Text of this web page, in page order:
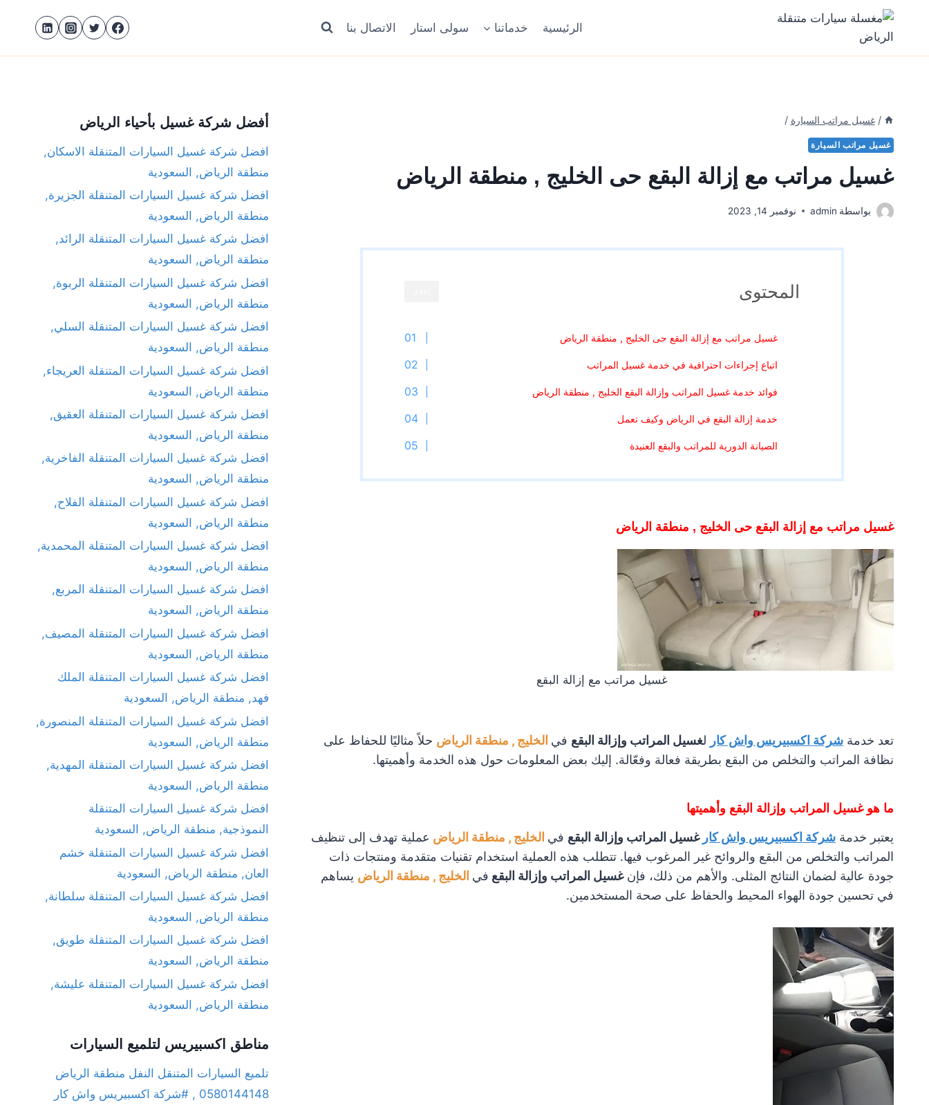
الرئيسية خدماتنا سولى استار الاتصال بنا
/ غسيل مراتب السيارة /
غسيل مراتب السيارة
غسيل مراتب مع إزالة البقع حى الخليج , منطقة الرياض
بواسطة admin نوفمبر 14, 2023
المحتوى
غسيل مراتب مع إزالة البقع حى الخليج , منطقة الرياض
اتباع إجراءات احترافية في خدمة غسيل المراتب
فوائد خدمة غسيل المراتب وإزالة البقع الخليج , منطقة الرياض
خدمة إزالة البقع في الرياض وكيف تعمل
الصيانة الدورية للمراتب والبقع العنيدة
غسيل مراتب مع إزالة البقع حى الخليج , منطقة الرياض
غسيل مراتب مع إزالة البقع
تعد خدمةشركة اكسبيريس واش كار لغسيل المراتب وإزالة البقع في الخليج , منطقة الرياض حلاً مثاليًا للحفاظ على
نظافة المراتب والتخلص من البقع بطريقة فعالة وفعّالة. إليك بعض المعلومات حول هذه الخدمة وأهميتها.
ما هو غسيل المراتب وإزالة البقع وأهميتها
يعتبر خدمةشركة اكسبيريس واش كار غسيل المراتب وإزالة البقع في الخليج , منطقة الرياض عملية تهدف إلى تنظيف
المراتب والتخلص من البقع والروائح غير المرغوب فيها. تتطلب هذه العملية استخدام تقنيات متقدمة ومنتجات ذات
جودة عالية لضمان النتائج المثلى. والأهم من ذلك، فإنغسيل المراتب وإزالة البقع في الخليج , منطقة الرياض يساهم
في تحسين جودة الهواء المحيط والحفاظ على صحة المستخدمين.
أفضل شركة غسيل بأحياء الرياض
افضل شركة غسيل السيارات المتنقلة الاسكان,
منطقة الرياض, السعودية
افضل شركة غسيل السيارات المتنقلة الجزيرة,
منطقة الرياض, السعودية
افضل شركة غسيل السيارات المتنقلة الرائد,
منطقة الرياض, السعودية
افضل شركة غسيل السيارات المتنقلة الربوة,
منطقة الرياض, السعودية
افضل شركة غسيل السيارات المتنقلة السلي,
منطقة الرياض, السعودية
افضل شركة غسيل السيارات المتنقلة العريجاء,
منطقة الرياض, السعودية
افضل شركة غسيل السيارات المتنقلة العقيق,
منطقة الرياض, السعودية
افضل شركة غسيل السيارات المتنقلة الفاخرية,
منطقة الرياض, السعودية
افضل شركة غسيل السيارات المتنقلة الفلاح,
منطقة الرياض, السعودية
افضل شركة غسيل السيارات المتنقلة المحمدية,
منطقة الرياض, السعودية
افضل شركة غسيل السيارات المتنقلة المربع,
منطقة الرياض, السعودية
افضل شركة غسيل السيارات المتنقلة المصيف,
منطقة الرياض, السعودية
افضل شركة غسيل السيارات المتنقلة الملك
فهد, منطقة الرياض, السعودية
افضل شركة غسيل السيارات المتنقلة المنصورة,
منطقة الرياض, السعودية
افضل شركة غسيل السيارات المتنقلة المهدية,
منطقة الرياض, السعودية
افضل شركة غسيل السيارات المتنقلة
النموذجية, منطقة الرياض, السعودية
افضل شركة غسيل السيارات المتنقلة خشم
العان, منطقة الرياض, السعودية
افضل شركة غسيل السيارات المتنقلة سلطانة,
منطقة الرياض, السعودية
افضل شركة غسيل السيارات المتنقلة طويق,
منطقة الرياض, السعودية
افضل شركة غسيل السيارات المتنقلة عليشة,
منطقة الرياض, السعودية
مناطق اكسبيريس لتلميع السيارات
تلميع السيارات المتنقل النفل منطقة الرياض
0580144148 , #شركة اكسبيريس واش كار